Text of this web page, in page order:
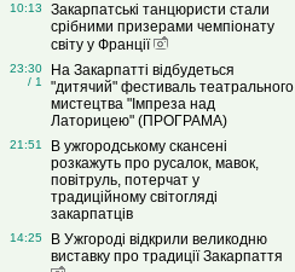
10:13
Закарпатські танцюристи стали
срібними призерами чемпіонату
світу у Франції
23:30
/ 1
На Закарпатті відбудеться
"дитячий" фестиваль театрального
мистецтва "Імпреза над
Латорицею" (ПРОГРАМА)
21:51
В ужгородському скансені
розкажуть про русалок, мавок,
повітруль, потерчат у
традиційному світогляді
закарпатців
14:25
В Ужгороді відкрили великодню
виставку про традиції Закарпаття